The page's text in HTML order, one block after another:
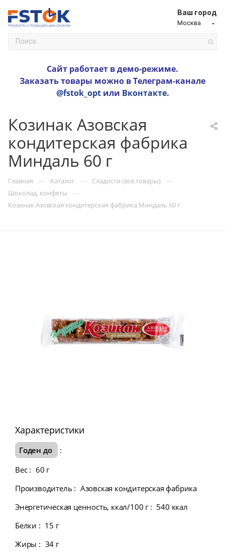
Ваш город
Москва
Сайт работает в демо-режиме.
Заказать товары можно в Телеграм-канале
@fstok_optили Вконтакте.
Козинак Азовская
кондитерская фабрика
Миндаль 60 г
Главная — Каталог — Сладости (все товары) —
Шоколад, конфеты —
Козинак Азовская кондитерская фабрика Миндаль 60 г
Характеристики
Годен до
:
Вес : 60 г
Производитель : Азовская кондитерская фабрика
Энергетическая ценность, ккал/100 г : 540 ккал
Белки : 15 г
Жиры : 34 г